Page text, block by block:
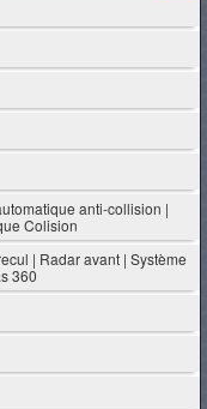
anti-collision |
Colision
| Radar avant | Système
360